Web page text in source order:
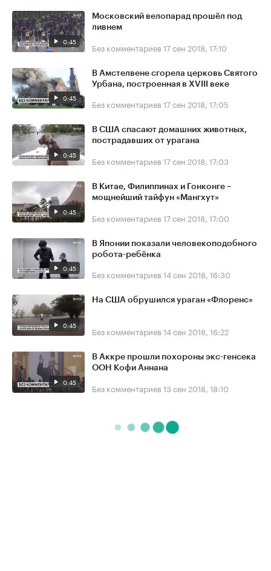
0:45
Московский велопарад прошёл под
ливнем
Без комментариев 17 сен 2018, 17:10
0:45
В Амстелвене сгорела церковь Святого
Урбана, построенная в XVIII веке
Без комментариев 17 сен 2018, 17:05
0:45
В США спасают домашних животных,
пострадавших от урагана
Без комментариев 17 сен 2018, 17:03
0:45
В Китае, Филиппинах и Гонконге –
мощнейший тайфун «Мангхут»
Без комментариев 17 сен 2018, 17:00
0:45
В Японии показали человекоподобного
робота-ребёнка
Без комментариев 14 сен 2018, 16:30
0:45
На США обрушился ураган «Флоренс»
Без комментариев 14 сен 2018, 16:22
0:45
В Аккре прошли похороны экс-генсека
ООН Кофи Аннана
Без комментариев 13 сен 2018, 18:10